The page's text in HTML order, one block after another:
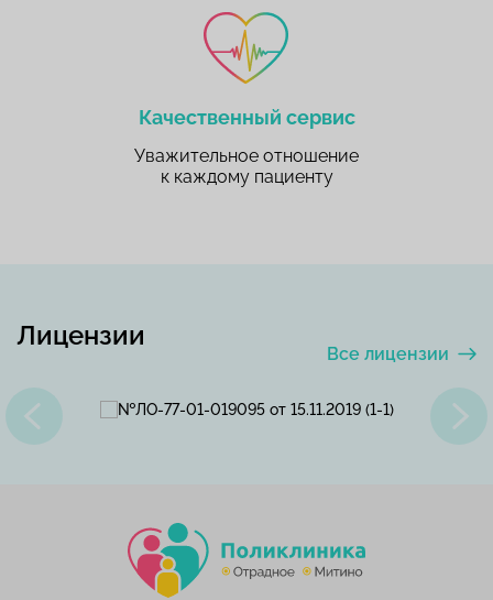
Качественный сервис
Уважительное отношение
к каждому пациенту
Лицензии
Все лицензии